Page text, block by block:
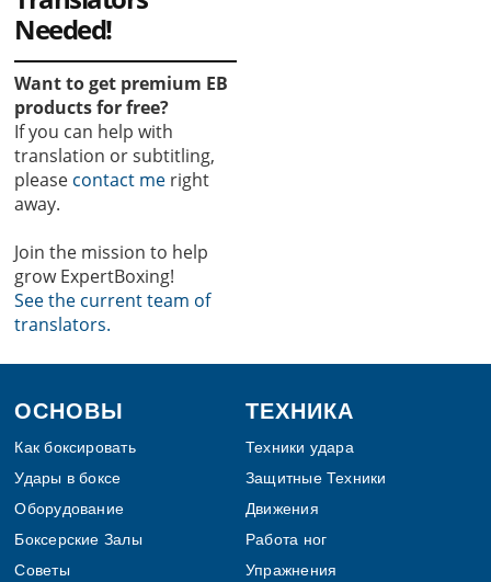
Needed!
Want to get premium EB
products for free?
If you can help with
translation or subtitling,
please contact me right
away.
Join the mission to help
grow ExpertBoxing!
See the current team of
translators.
Footer
ОСНОВЫ
Как боксировать
Удары в боксе
Оборудование
Боксерские Залы
Советы
ТЕХНИКА
Техники удара
Защитные Техники
Движения
Работа ног
Упражнения